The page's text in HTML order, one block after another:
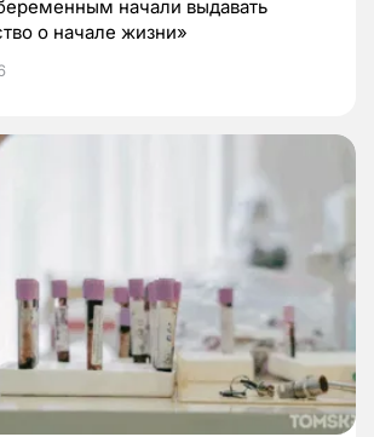
начали выдавать
о начале жизни»